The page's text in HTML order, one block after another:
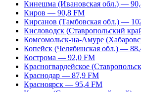
Кинешма (Ивановская обл.) —
Киров — 90,8 FM
Кирсанов (Тамбовская обл.) —
Кисловодск (Ставропольский
Комсомольск-на-Амуре
Копейск (Челябинская обл.) —
Кострома — 92,0 FM
Красногвардейское
Краснодар — 87,9 FM
Красноярск — 95,4 FM